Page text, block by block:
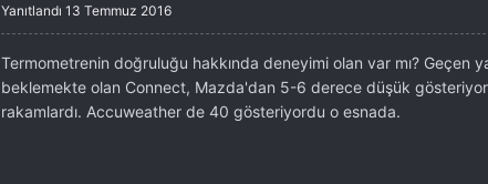
Yanıtlandı 13 Temmuz 2016
Termometrenin doğruluğu hakkında deneyimi olan var mı? Geçen
beklemekte olan Connect, Mazda'dan 5-6 derece düşük
rakamlardı. Accuweather de 40 gösteriyordu o esnada.